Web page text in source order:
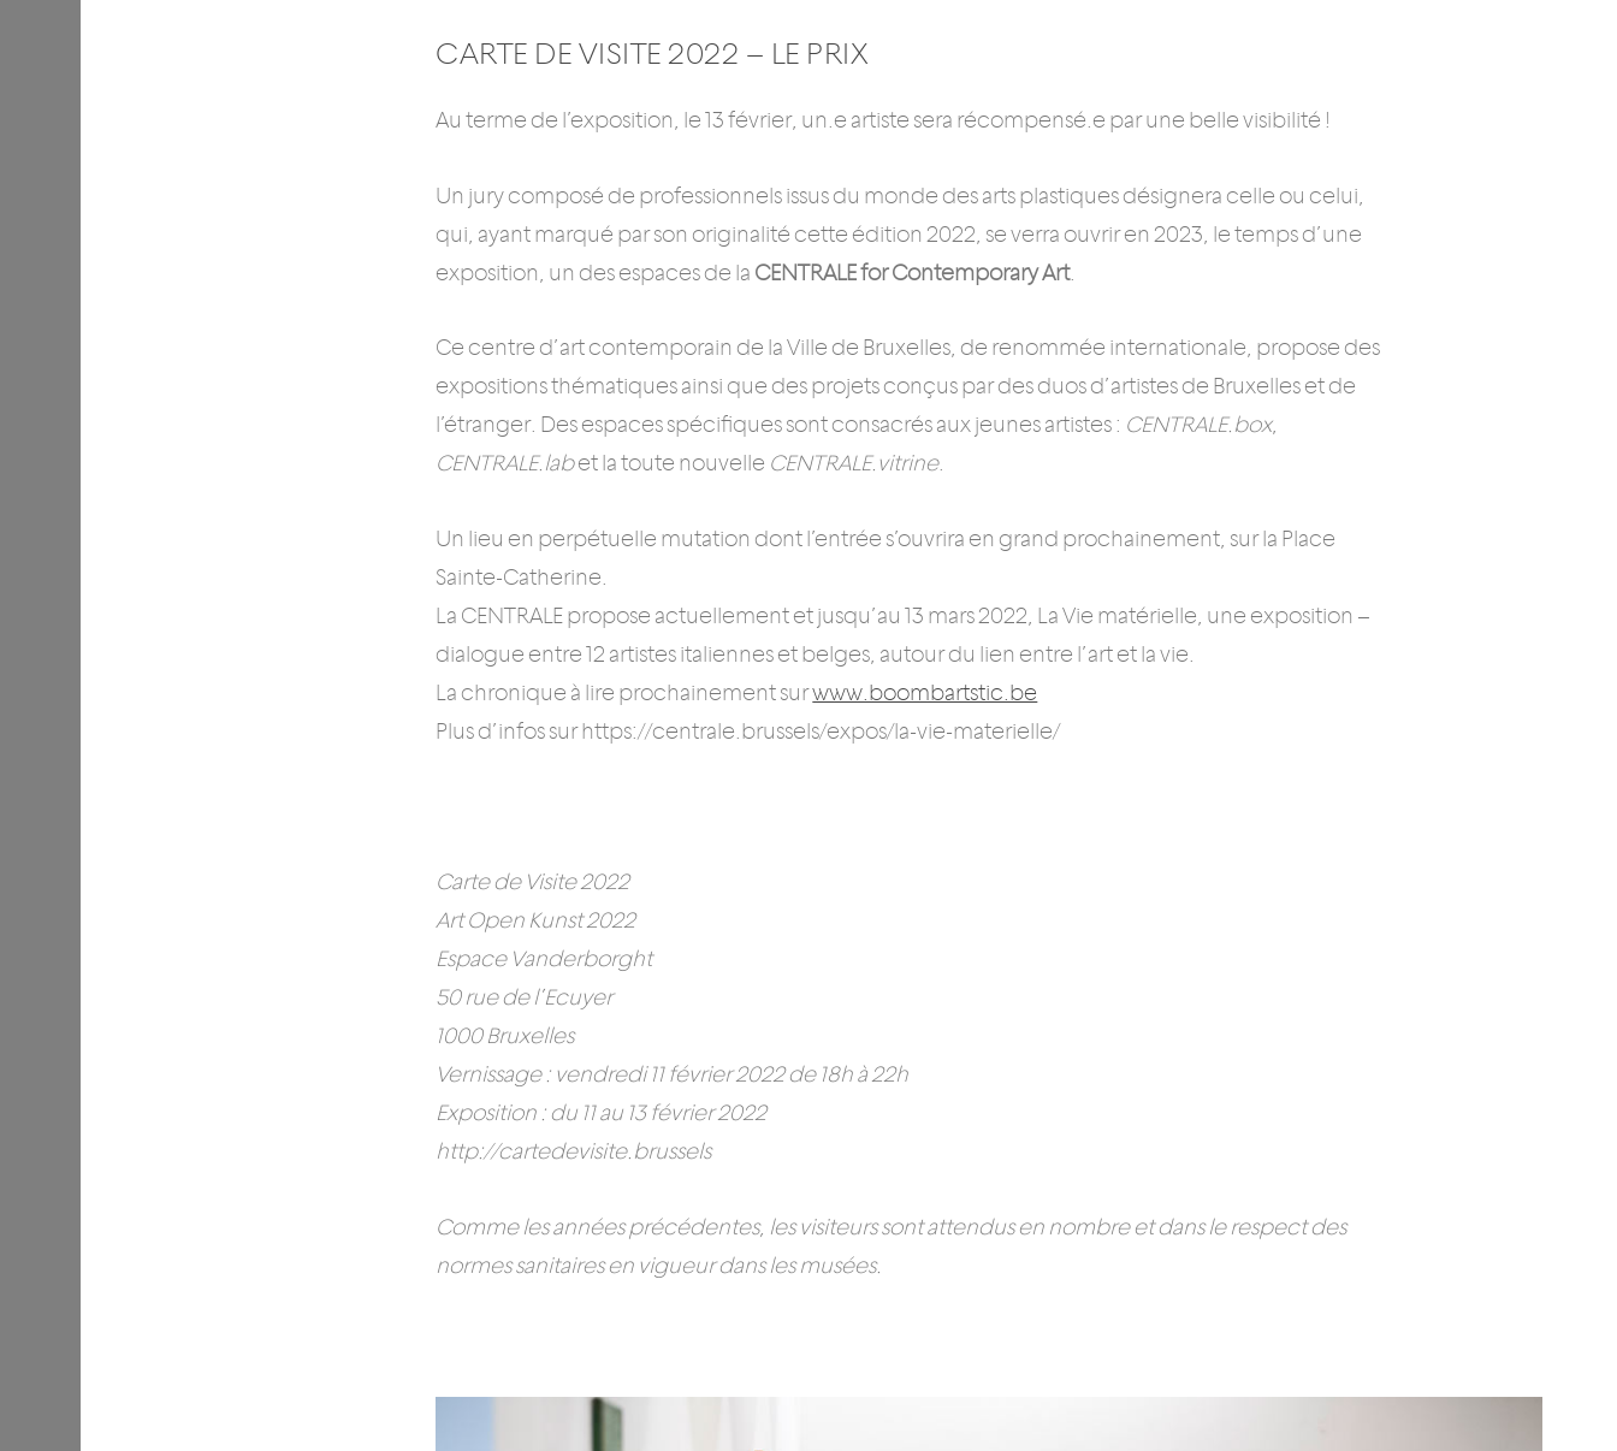
CARTE DE VISITE 2022 – LE PRIX
Au terme de l’exposition, le 13 février, un.e artiste sera récompensé.e par une belle visibilité !
Un jury composé de professionnels issus du monde des arts plastiques désignera celle ou celui,
qui, ayant marqué par son originalité cette édition 2022, se verra ouvrir en 2023, le temps d’une
exposition, un des espaces de la CENTRALE for Contemporary Art.
Ce centre d’art contemporain de la Ville de Bruxelles, de renommée internationale, propose des
expositions thématiques ainsi que des projets conçus par des duos d’artistes de Bruxelles et de
l’étranger. Des espaces spécifiques sont consacrés aux jeunes artistes : CENTRALE.box,
CENTRALE.labet la toute nouvelle CENTRALE.vitrine.
Un lieu en perpétuelle mutation dont l’entrée s’ouvrira en grand prochainement, sur la Place
Sainte-Catherine.
La CENTRALE propose actuellement et jusqu’au 13 mars 2022, La Vie matérielle, une exposition –
dialogue entre 12 artistes italiennes et belges, autour du lien entre l’art et la vie.
La chronique à lire prochainement surwww.boombartstic.be
Plus d’infos sur https://centrale.brussels/expos/la-vie-materielle/
Carte de Visite 2022
Art Open Kunst 2022
Espace Vanderborght
50 rue de l’Ecuyer
1000 Bruxelles
Vernissage : vendredi 11 février 2022 de 18h à 22h
Exposition : du 11 au 13 février 2022
http://cartedevisite.brussels
Comme les années précédentes, les visiteurs sont attendus en nombre et dans le respect des
normes sanitaires en vigueur dans les musées.